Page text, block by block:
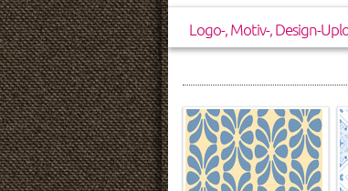
Logo-, Motiv-, Design-